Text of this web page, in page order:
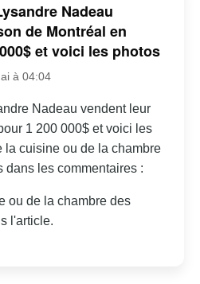
Nadeau
de Montréal en
et voici les photos
à 04:04
Nadeau vendent leur
1 200 000$ et voici les
cuisine ou de la chambre
les commentaires :
ou de la chambre des
l'article.